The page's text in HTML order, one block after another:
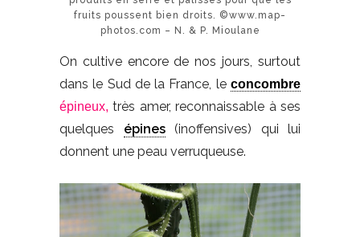
fruits poussent bien droits. ©www.map-
photos.com – N. & P. Mioulane
On cultive encore de nos jours, surtout
dans le Sud de la France, le concombre
épineux, très amer, reconnaissable à ses
quelques épines(inoffensives) qui lui
donnent une peau verruqueuse.